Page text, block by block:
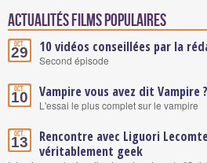
Actualités Films populaires
Oct.
29 10 vidéos conseillées par la
Second épisode
Oct.
10 Vampire vous avez dit Vampire ?
L'essai le plus complet sur le vampire
Oct.
13
Rencontre avec Liguori
véritablement geek